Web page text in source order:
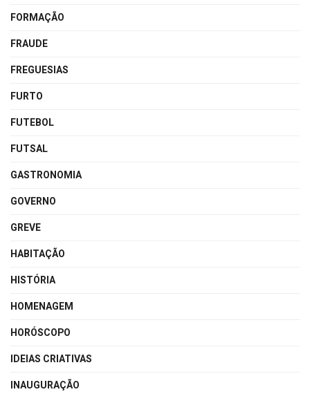
FORMAÇÃO
FRAUDE
FREGUESIAS
FURTO
FUTEBOL
FUTSAL
GASTRONOMIA
GOVERNO
GREVE
HABITAÇÃO
HISTÓRIA
HOMENAGEM
HORÓSCOPO
IDEIAS CRIATIVAS
INAUGURAÇÃO